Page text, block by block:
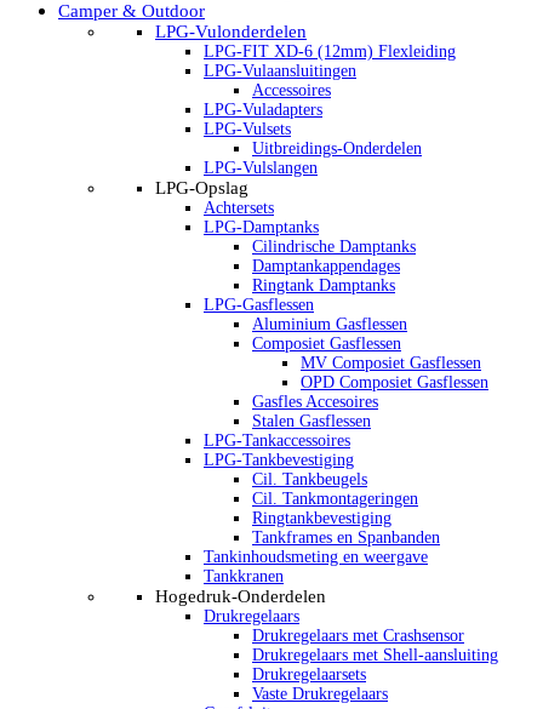
Camper & Outdoor
LPG-Vulonderdelen
LPG-FIT XD-6 (12mm) Flexleiding
LPG-Vulaansluitingen
Accessoires
LPG-Vuladapters
LPG-Vulsets
Uitbreidings-Onderdelen
LPG-Vulslangen
LPG-Opslag
Achtersets
LPG-Damptanks
Cilindrische Damptanks
Damptankappendages
Ringtank Damptanks
LPG-Gasflessen
Aluminium Gasflessen
Composiet Gasflessen
MV Composiet Gasflessen
OPD Composiet Gasflessen
Gasfles Accesoires
Stalen Gasflessen
LPG-Tankaccessoires
LPG-Tankbevestiging
Cil. Tankbeugels
Cil. Tankmontageringen
Ringtankbevestiging
Tankframes en Spanbanden
Tankinhoudsmeting en weergave
Tankkranen
Hogedruk-Onderdelen
Drukregelaars
Drukregelaars met Crashsensor
Drukregelaars met Shell-aansluiting
Drukregelaarsets
Vaste Drukregelaars